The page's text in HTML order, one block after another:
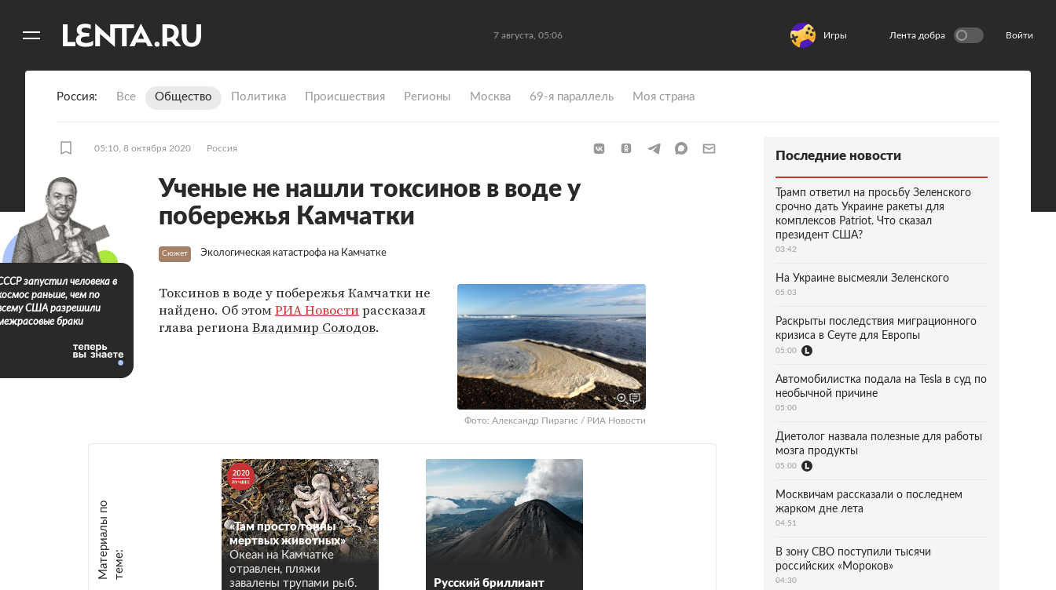
7 августа, 05:06 Игры Лента добра Войти
Россия Все Общество Политика Происшествия Регионы Москва 69-я параллель Моя страна
05:10, 8 октября 2020 Россия
Ученые не нашли токсинов в воде у
побережья Камчатки
Сюжет Экологическая катастрофа на Камчатке
Фото: Александр Пирагис / РИА Новости
Токсинов в воде у побережья Камчатки не
найдено. Об этомРИА Новостирассказал
глава регионаВладимир Солодов.
М
а
т е
р
и
а
л
ы
п
о
т
е
м
е :
«Там просто тонны
мертвых животных»
Океан на Камчатке
отравлен, пляжи
завалены трупами рыб.
Русский бриллиант
запустил человека в
раньше, чем по
США разрешили
браки
Последние новости
Трамп ответил на просьбу Зеленского
срочно дать Украине ракеты для
комплексов Patriot. Что сказал
президент США?
03:42
На Украине высмеяли Зеленского
05:03
Раскрыты последствия миграционного
кризиса в Сеуте для Европы
05:00
Автомобилистка подала на Tesla в суд по
необычной причине
05:00
Диетолог назвала полезные для работы
мозга продукты
05:00
Москвичам рассказали о последнем
жарком дне лета
04:51
В зону СВО поступили тысячи
российских «Мороков»
04:30